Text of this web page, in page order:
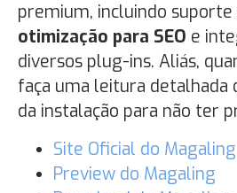
premium, incluindo suporte
otimização para SEO e
diversos plug-ins. Aliás,
faça uma leitura detalhada
da instalação para não ter
Site Oficial do Magaling
Preview do Magaling